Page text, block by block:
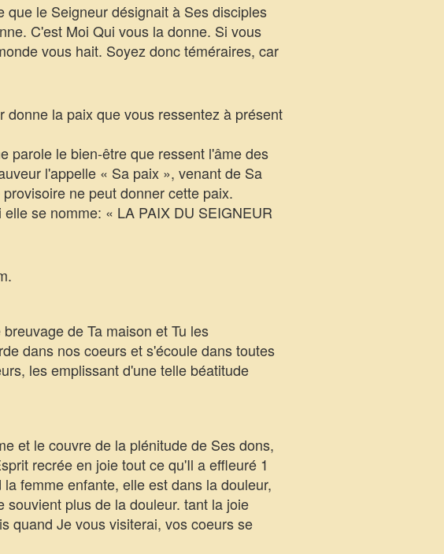
le Seigneur désignait à Ses disciples
C'est Moi Qui vous la donne. Si vous
vous hait. Soyez donc téméraires, car
la paix que vous ressentez à présent
parole le bien-être que ressent l'âme des
l'appelle « Sa paix », venant de Sa
ne peut donner cette paix.
se nomme: « LA PAIX DU SEIGNEUR
de Ta maison et Tu les
dans nos coeurs et s'écoule dans toutes
les emplissant d'une telle béatitude
et le couvre de la plénitude de Ses dons,
recrée en joie tout ce qu'Il a effleuré 1
femme enfante, elle est dans la douleur,
plus de la douleur. tant la joie
quand Je vous visiterai, vos coeurs se